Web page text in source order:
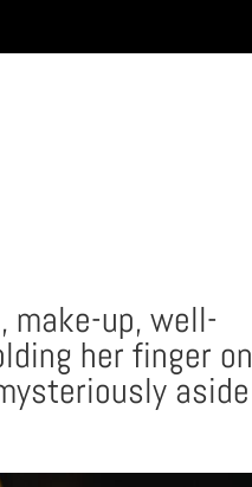
make-up, well-
her finger on
aside